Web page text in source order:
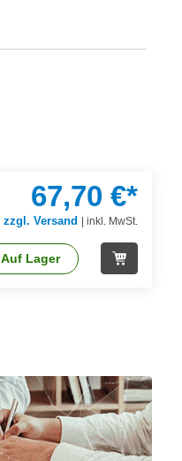
67,70 €*
zzgl. Versand |inkl. MwSt.
Auf Lager